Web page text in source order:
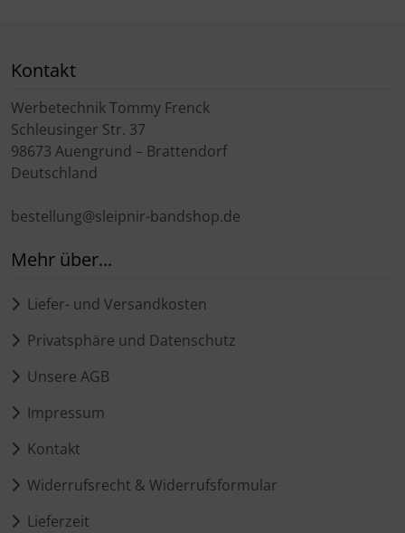
Kontakt
Werbetechnik Tommy Frenck
Schleusinger Str. 37
98673 Auengrund – Brattendorf
Deutschland
bestellung@sleipnir-bandshop.de
Mehr über...
Liefer- und Versandkosten
Privatsphäre und Datenschutz
Unsere AGB
Impressum
Kontakt
Widerrufsrecht & Widerrufsformular
Lieferzeit